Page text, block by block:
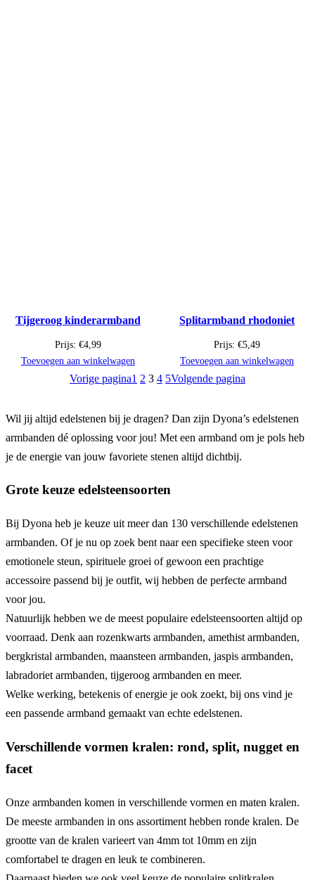
Tijgeroog kinderarmband
Prijs: €4,99
Toevoegen aan winkelwagen
Splitarmband rhodoniet
Prijs: €5,49
Toevoegen aan winkelwagen
Vorige pagina1 2 3 4 5Volgende pagina
Wil jij altijd edelstenen bij je dragen? Dan zijn Dyona’s edelstenen
armbanden dé oplossing voor jou! Met een armband om je pols heb
je de energie van jouw favoriete stenen altijd dichtbij.
Grote keuze edelsteensoorten
Bij Dyona heb je keuze uit meer dan 130 verschillende edelstenen
armbanden. Of je nu op zoek bent naar een specifieke steen voor
emotionele steun, spirituele groei of gewoon een prachtige
accessoire passend bij je outfit, wij hebben de perfecte armband
voor jou.
Natuurlijk hebben we de meest populaire edelsteensoorten altijd op
voorraad. Denk aan rozenkwarts armbanden, amethist armbanden,
bergkristal armbanden, maansteen armbanden, jaspis armbanden,
labradoriet armbanden, tijgeroog armbanden en meer.
Welke werking, betekenis of energie je ook zoekt, bij ons vind je
een passende armband gemaakt van echte edelstenen.
Verschillende vormen kralen: rond, split, nugget en
facet
Onze armbanden komen in verschillende vormen en maten kralen.
De meeste armbanden in ons assortiment hebben ronde kralen. De
grootte van de kralen varieert van 4mm tot 10mm en zijn
comfortabel te dragen en leuk te combineren.